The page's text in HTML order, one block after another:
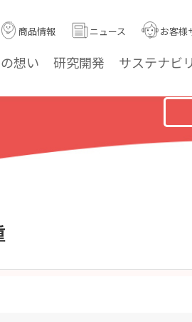
想い 研究開発 サステナビ
商品情報 ニュース お客様